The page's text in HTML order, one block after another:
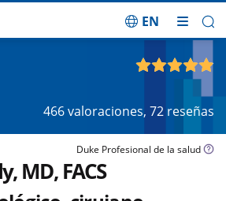
EN
466valoraciones, 72 reseñas
Duke Profesional de la salud
MD, FACS